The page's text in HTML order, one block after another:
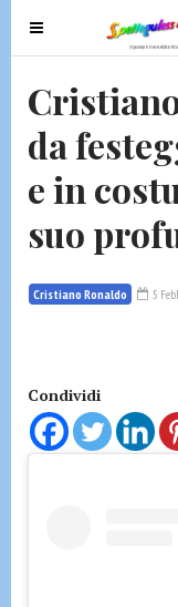
T
o
g
e
n
v
g
o
n
da
e in
suo
Cristiano Ronaldo 5
Condividi